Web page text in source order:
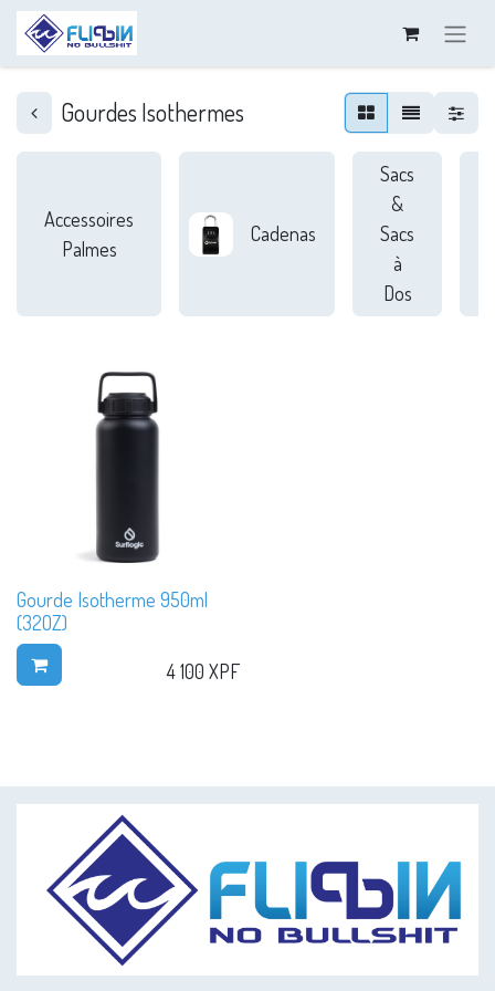
Gourdes Isothermes
Accessoires
Palmes
Cadenas
Sacs
&
Sacs
à
Dos
Gourde Isotherme 950ml
(32OZ)
4 100 XPF